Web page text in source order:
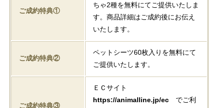
ご成約特典①
ちゃ2種を無料にてご提供いたしま
す。商品詳細はご成約後にお伝え
いたします。
ご成約特典②
ペットシーツ60枚入りを無料にて
ご提供いたします。
ご成約特典③
ＥＣサイト
https://animalline.jp/ec でご利